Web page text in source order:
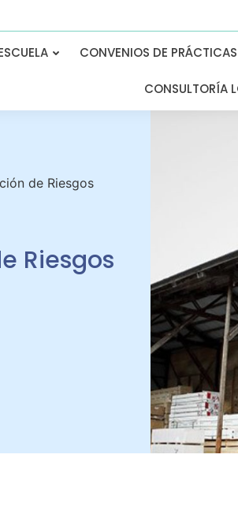
CONVENIOS DE PRÁCTICAS
CONSULTORÍA
de Riesgos
Riesgos